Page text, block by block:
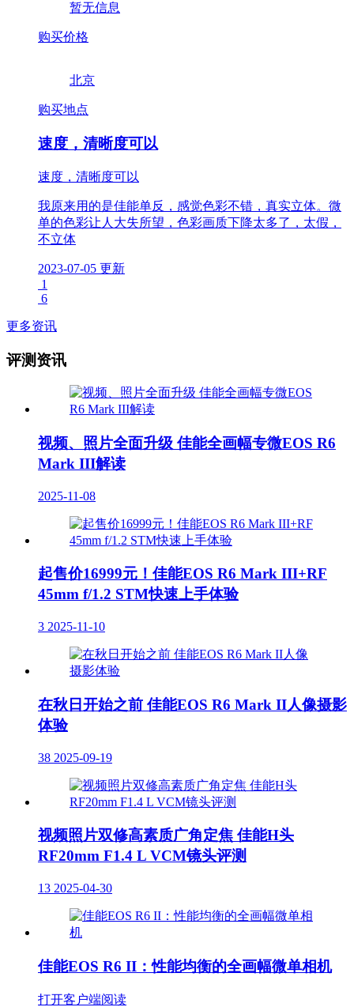
暂无信息
购买价格
北京
购买地点
速度，清晰度可以
速度，清晰度可以
我原来用的是佳能单反，感觉色彩不错，真实立体。微
单的色彩让人大失所望，色彩画质下降太多了，太假，
不立体
2023-07-05 更新
1
6
更多资讯
评测资讯
视频、照片全面升级 佳能全画幅专微EOS R6
Mark III解读
2025-11-08
起售价16999元！佳能EOS R6 Mark III+RF
45mm f/1.2 STM快速上手体验
3 2025-11-10
在秋日开始之前 佳能EOS R6 Mark II人像摄影
体验
38 2025-09-19
视频照片双修高素质广角定焦 佳能H头
RF20mm F1.4 L VCM镜头评测
13 2025-04-30
佳能EOS R6 II：性能均衡的全画幅微单相机
打开客户端阅读